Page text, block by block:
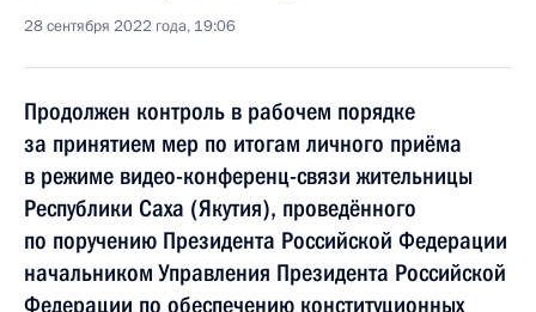
28 сентября 2022 года, 19:06
Продолжен контроль в рабочем порядке
за принятием мер по итогам личного приёма
в режиме видео-конференц-связи жительницы
Республики Саха (Якутия), проведённого
по поручению Президента Российской Федерации
начальником Управления Президента Российской
Федерации по обеспечению конституционных